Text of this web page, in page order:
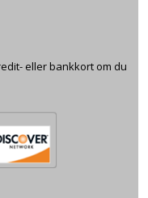
eller bankkort om du